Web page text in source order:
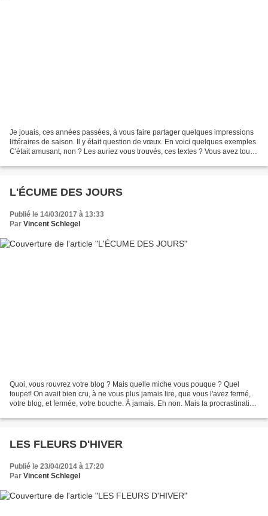
Je jouais, ces années passées, à vous faire partager quelques impressions
littéraires de saison. Il y était question de vœux. En voici quelques exemples.
C'était amusant, non ? Les auriez vous trouvés, ces textes ? Vous avez tout
L'ÉCUME DES JOURS
Publié le 14/03/2017 à 13:33
Par Vincent Schlegel
Quoi, vous rouvrez votre blog ? Mais quelle miche vous pouque ? Quel
toupet! On avait bien cru, à ne vous plus jamais lire, que vous l'avez fermé,
votre blog, et fermée, votre bouche. À jamais. Eh non. Mais la procrastination
LES FLEURS D'HIVER
Publié le 23/04/2014 à 17:20
Par Vincent Schlegel